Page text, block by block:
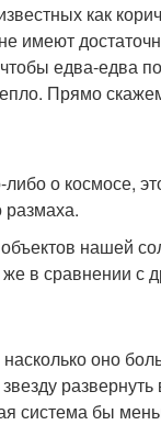
как
имеют
едва-едва
Прямо
о космосе,
размаха.
нашей
в сравнении с
насколько оно
система бы